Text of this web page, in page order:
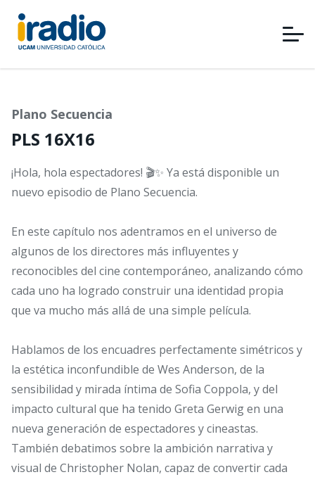
Pasar
contenido
principal
Plano Secuencia
PLS 16X16
¡Hola, hola espectadores! 🎬✨ Ya está disponible un
nuevo episodio de Plano Secuencia.
En este capítulo nos adentramos en el universo de
algunos de los directores más influyentes y
reconocibles del cine contemporáneo, analizando cómo
cada uno ha logrado construir una identidad propia
que va mucho más allá de una simple película.
Hablamos de los encuadres perfectamente simétricos y
la estética inconfundible de Wes Anderson, de la
sensibilidad y mirada íntima de Sofia Coppola, y del
impacto cultural que ha tenido Greta Gerwig en una
nueva generación de espectadores y cineastas.
También debatimos sobre la ambición narrativa y
visual de Christopher Nolan, capaz de convertir cada